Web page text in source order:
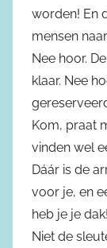
worden! En
mensen
Nee hoor.
klaar. Nee
Kom, praat
vinden wel
Dáár is de
voor je, en
heb je je
Niet de